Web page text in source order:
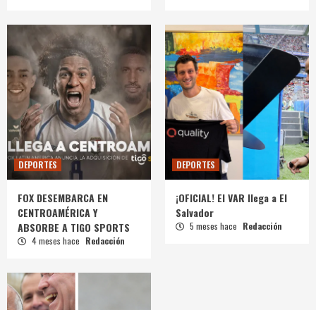
DEPORTES
FOX DESEMBARCA EN
CENTROAMÉRICA Y
ABSORBE A TIGO SPORTS
4 meses hace Redacción
DEPORTES
¡OFICIAL! El VAR llega a El
Salvador
5 meses hace Redacción